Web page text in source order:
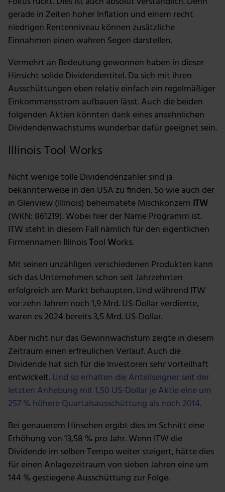
gerade in Zeiten hoher Inflation und einem recht
niedrigen Rentenniveau können zusätzliche
Einnahmen einen wahren Segen darstellen.
Vermehrt an Bedeutung gewonnen haben in dieser
Hinsicht solide Dividendentitel. Da sich mit ihren
Ausschüttungen eben relativ einfach ein regelmäßiger
Einkommensstrom aufbauen lässt. Auch die beiden
folgenden Aktien könnten dank eines ansehnlichen
Dividendenwachstums wunderbar dafür geeignet sein.
Illinois Tool Works
Nicht wenige tolle Dividendenzahler sind ja
bekannterweise in den USA zu finden. So wie auch der
in Glenview (Illinois) beheimatete Mischkonzern ITW
(WKN: 861219). Wobei hier der Name Programm ist.
ITW steht in diesem Fall nämlich für den eigentlichen
Firmennamen IllinoisTool Works.
Mit seinen unzähligen verschiedenen Produkten kann
sich das Unternehmen schon seit Jahrzehnten
erfolgreich am Markt behaupten. Und während ITW
vor zehn Jahren noch 1,9 Mrd. US-Dollar verdiente,
waren es 2024 bereits 3,5 Mrd. US-Dollar.
Aber nicht nur das Gewinnwachstum zeigte in diesem
Zeitraum einen erfreulichen Verlauf. Auch die
Dividende hat sich für die Investoren sehr vorteilhaft
entwickelt.Und so erhalten die Anteilseigner seit der
letzten Anhebung mit 1,50 US-Dollar je Aktie eine um
257 % höhere Quartalsausschüttung als noch 2014.
Bei genauerem Hinsehen ergibt dies im Schnitt eine
Erhöhung von 13,58 % pro Jahr. Wenn ITW die
Dividende im selben Tempo weiter steigert, hätte dies
für einen Anlagezeitraum von sieben Jahren eine um
144 % gestiegene Ausschüttung zur Folge.